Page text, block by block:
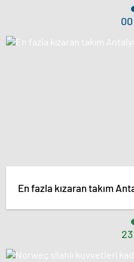
En fazla kızaran takım